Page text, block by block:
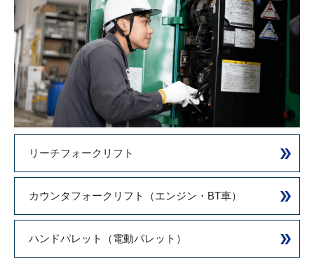
リーチフォークリフト
カウンタフォークリフト （エンジン・BT車）
ハンドパレット（電動パレット）